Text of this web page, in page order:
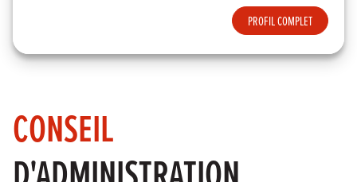
PROFIL COMPLET
CONSEIL